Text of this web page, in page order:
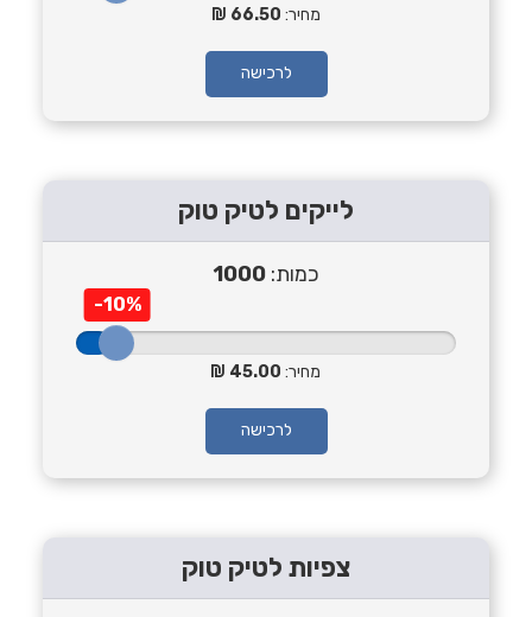
מחיר: 66.50
לרכישה
לייקים לטיק טוק
כמות: 1000
-10%
מחיר: 45.00
לרכישה
צפיות לטיק טוק